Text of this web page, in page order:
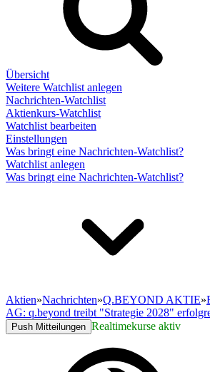
Übersicht
Weitere Watchlist anlegen
Nachrichten-Watchlist
Aktienkurs-Watchlist
Watchlist bearbeiten
Einstellungen
Was bringt eine Nachrichten-Watchlist?
Watchlist anlegen
Was bringt eine Nachrichten-Watchlist?
Aktien»Nachrichten»Q.BEYOND AKTIE»
AG: q.beyond treibt "Strategie 2028"
Push Mitteilungen Realtimekurse aktiv